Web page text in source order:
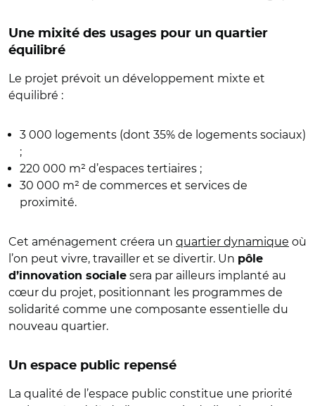
Une mixité des usages pour un quartier
équilibré
Le projet prévoit un développement mixte et
équilibré :
3 000 logements (dont 35% de logements sociaux)
;
220 000 m² d’espaces tertiaires ;
30 000 m² de commerces et services de
proximité.
Cet aménagement créera un quartier dynamique où
l’on peut vivre, travailler et se divertir. Un pôle
d’innovation sociale sera par ailleurs implanté au
cœur du projet, positionnant les programmes de
solidarité comme une composante essentielle du
nouveau quartier.
Un espace public repensé
La qualité de l’espace public constitue une priorité